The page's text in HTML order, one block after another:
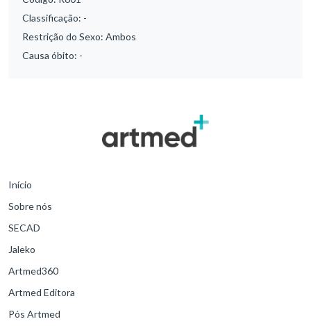
Classificação: -
Restrição do Sexo: Ambos
Causa óbito: -
Início
Sobre nós
SECAD
Jaleko
Artmed360
Artmed Editora
Pós Artmed